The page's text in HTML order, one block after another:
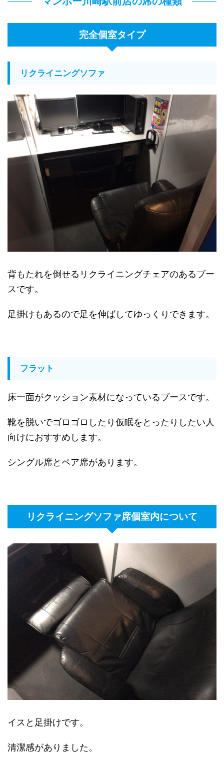
完全個室タイプ
リクライニングソファ
背もたれを倒せるリクライニングチェアのあるブー
スです。
足掛けもあるので足を伸ばしてゆっくりできます。
フラット
床一面がクッション素材になっているブースです。
靴を脱いでゴロゴロしたり仮眠をとったりしたい人
向けにおすすめします。
シングル席とペア席があります。
リクライニングソファ席個室内について
イスと足掛けです。
清潔感がありました。